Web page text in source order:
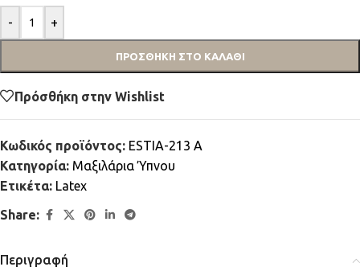
- +
ΠΡΟΣΘΉΚΗ ΣΤΟ ΚΑΛΆΘΙ
Πρόσθήκη στην Wishlist
Κωδικός προϊόντος: ESTIA-213 A
Κατηγορία: Μαξιλάρια Ύπνου
Ετικέτα: Latex
Share:
Περιγραφή